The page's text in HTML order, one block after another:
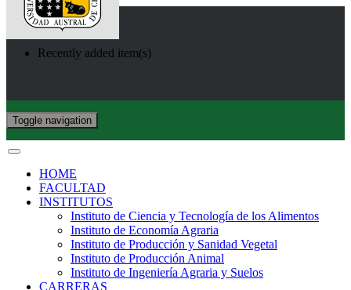
Recently added item(s)
Toggle navigation
HOME
FACULTAD
INSTITUTOS
Instituto de Ciencia y Tecnología de los Alimentos
Instituto de Economía Agraria
Instituto de Producción y Sanidad Vegetal
Instituto de Producción Animal
Instituto de Ingeniería Agraria y Suelos
CARRERAS